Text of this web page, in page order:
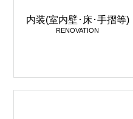
内装(室内壁･床･手摺等)
RENOVATION